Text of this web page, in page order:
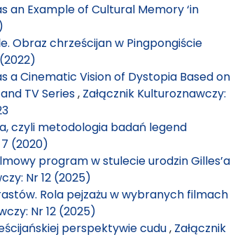
an Example of Cultural Memory ‘in
Obraz chrześcijan w Pingpongiście
a Cinematic Vision of Dystopia Based on
TV Series, Załącznik Kulturoznawczy:
czyli metodologia badań legend
(2020)
program w stulecie urodzin Gilles’a
Nr 12 (2025)
Rola pejzażu w wybranych filmach
Nr 12 (2025)
perspektywie cudu, Załącznik